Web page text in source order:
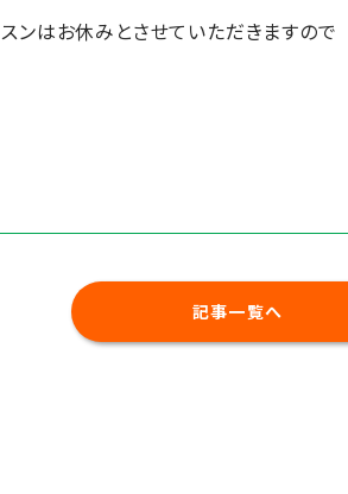
ッスンはお休みとさせていただきますので
記事一覧へ